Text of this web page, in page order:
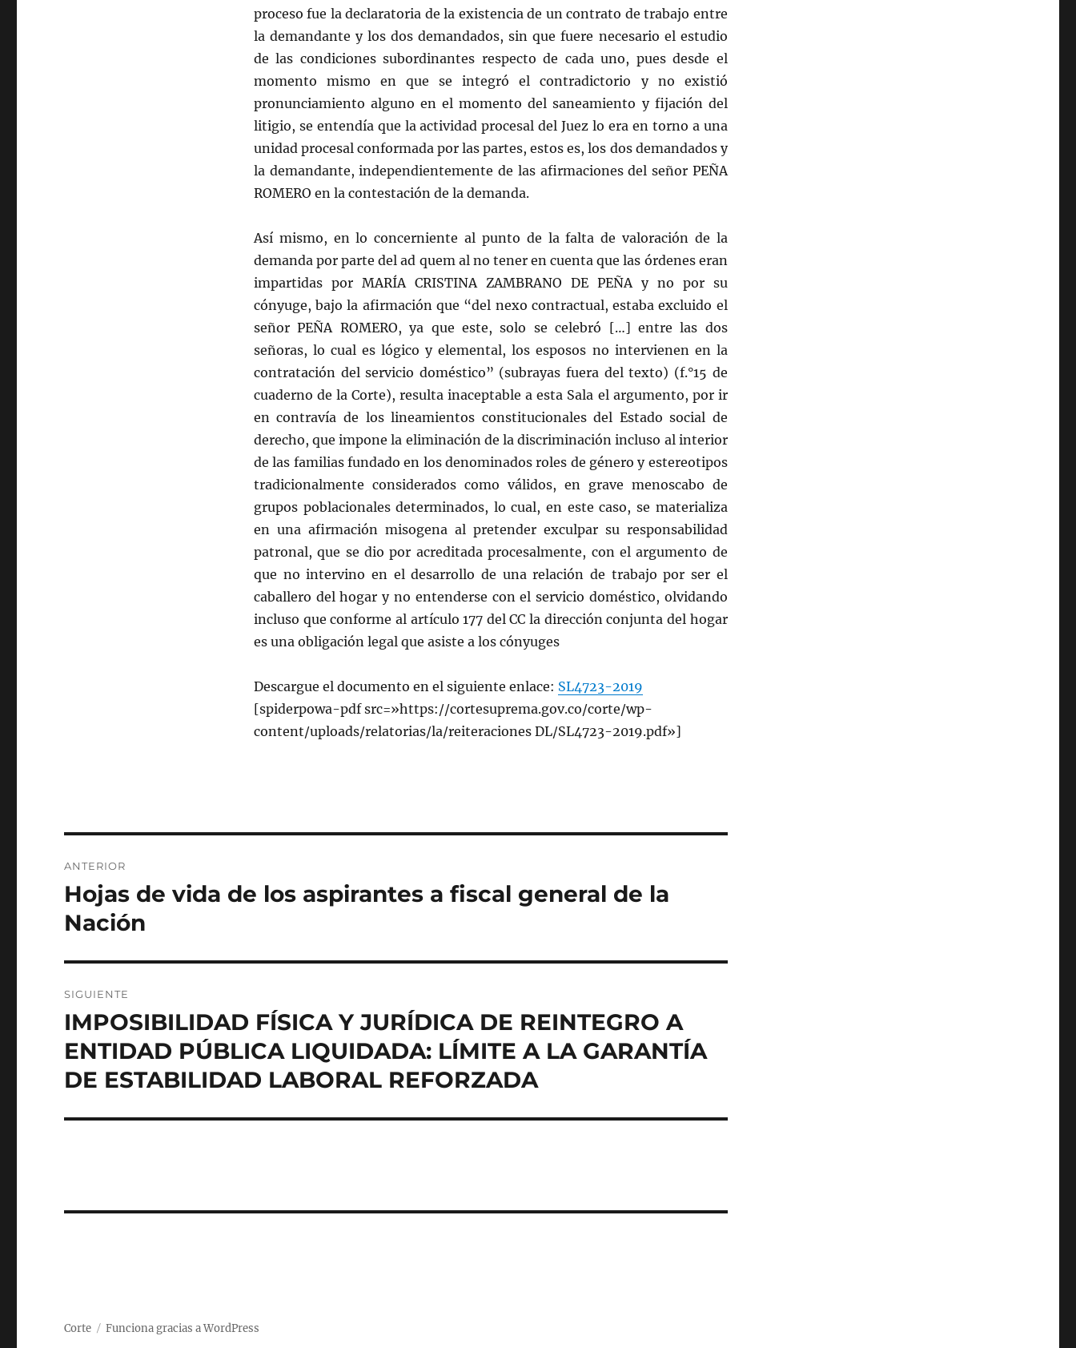
proceso fue la declaratoria de la existencia de un contrato de trabajo entre
la demandante y los dos demandados, sin que fuere necesario el estudio
de las condiciones subordinantes respecto de cada uno, pues desde el
momento mismo en que se integró el contradictorio y no existió
pronunciamiento alguno en el momento del saneamiento y fijación del
litigio, se entendía que la actividad procesal del Juez lo era en torno a una
unidad procesal conformada por las partes, estos es, los dos demandados y
la demandante, independientemente de las afirmaciones del señor PEÑA
ROMERO en la contestación de la demanda.
Así mismo, en lo concerniente al punto de la falta de valoración de la
demanda por parte del ad quem al no tener en cuenta que las órdenes eran
impartidas por MARÍA CRISTINA ZAMBRANO DE PEÑA y no por su
cónyuge, bajo la afirmación que “del nexo contractual, estaba excluido el
señor PEÑA ROMERO, ya que este, solo se celebró […] entre las dos
señoras, lo cual es lógico y elemental, los esposos no intervienen en la
contratación del servicio doméstico” (subrayas fuera del texto) (f.°15 de
cuaderno de la Corte), resulta inaceptable a esta Sala el argumento, por ir
en contravía de los lineamientos constitucionales del Estado social de
derecho, que impone la eliminación de la discriminación incluso al interior
de las familias fundado en los denominados roles de género y estereotipos
tradicionalmente considerados como válidos, en grave menoscabo de
grupos poblacionales determinados, lo cual, en este caso, se materializa
en una afirmación misogena al pretender exculpar su responsabilidad
patronal, que se dio por acreditada procesalmente, con el argumento de
que no intervino en el desarrollo de una relación de trabajo por ser el
caballero del hogar y no entenderse con el servicio doméstico, olvidando
incluso que conforme al artículo 177 del CC la dirección conjunta del hogar
es una obligación legal que asiste a los cónyuges
Descargue el documento en el siguiente enlace: SL4723-2019
[spiderpowa-pdf src=»https://cortesuprema.gov.co/corte/wp-
content/uploads/relatorias/la/reiteraciones DL/SL4723-2019.pdf»]
de
entradas
ANTERIOR
Entrada
anterior:
Hojas de vida de los aspirantes a fiscal general de la
Nación
SIGUIENTE
Entrada
siguiente:
IMPOSIBILIDAD FÍSICA Y JURÍDICA DE REINTEGRO A
ENTIDAD PÚBLICA LIQUIDADA: LÍMITE A LA GARANTÍA
DE ESTABILIDAD LABORAL REFORZADA
Corte Funciona gracias a WordPress